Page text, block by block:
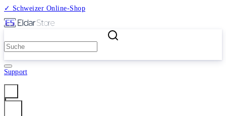
✓ Schweizer Online-Shop
Support